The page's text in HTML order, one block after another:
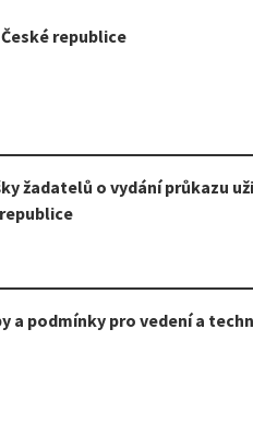
republice
žadatelů o vydání průkazu
a podmínky pro vedení a